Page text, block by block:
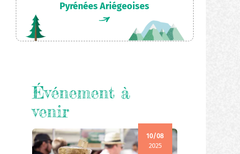
Pyrénées Ariégeoises
Événement à
venir
10/08
2025